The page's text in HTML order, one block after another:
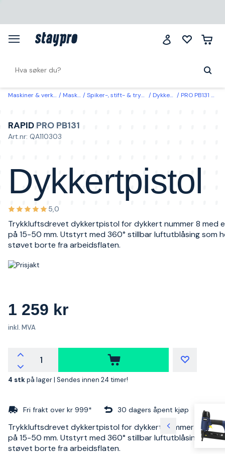
Maskiner & verktøy Maskiner Spiker-, stift- & trykkluftpistoler Dykkertpistoler PRO PB131 Rapid Dykkertpistol
RAPID PRO PB131
Art.nr: QA110303
Dykkertpistol
5,0
Trykkluftsdrevet dykkertpistol for dykkert nummer 8 med
på 15-50 mm. Utstyrt med 360° stillbar luftutblåsing som
støvet borte fra arbeidsflaten.
1 259 kr
inkl. MVA
4 stkpå lager | Sendes innen 24 timer!
Fri frakt over kr 999* 30 dagers åpent kjøp
Trykkluftsdrevet dykkertpistol for dykkert nummer 8 med
på 15-50 mm. Utstyrt med 360° stillbar luftutblåsing som
støvet borte fra arbeidsflaten.